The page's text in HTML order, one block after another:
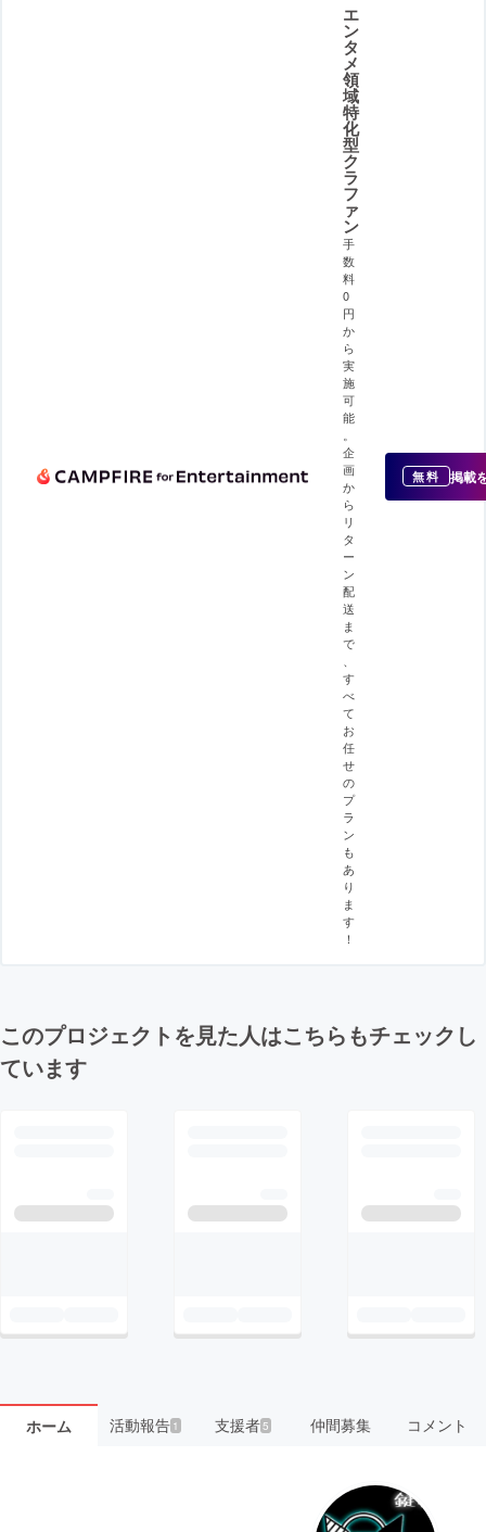
エ
ン
タ
メ
領
域
特
化
型
ク
ラ
フ
ァ
ン
手
数
料
0
円
か
ら
実
施
可
能
企
画
か
ら
リ
タ
ー
ン
配
送
ま
で
す
べ
て
お
任
せ
の
プ
ラ
ン
も
あ
り
ま
す
！
無料 掲載
このプロジェクトを見た人はこちらもチェックし
ています
ホーム 活動報告1 支援者5 仲間募集 コメント